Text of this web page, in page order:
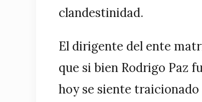
clandestinidad.
El dirigente del ente
que si bien Rodrigo Paz
hoy se siente